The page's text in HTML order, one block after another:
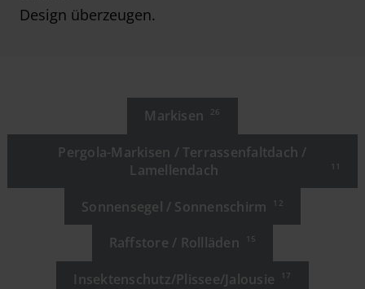
Design überzeugen.
Markisen 26
Pergola-Markisen / Terrassenfaltdach /
Lamellendach
11
Sonnensegel / Sonnenschirm 12
Raffstore / Rollläden 15
Insektenschutz/Plissee/Jalousie 17